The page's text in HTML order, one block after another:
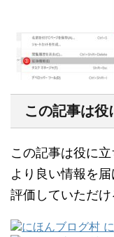
この記事は役
この記事は役に立
より良い情報を
評価していただけ